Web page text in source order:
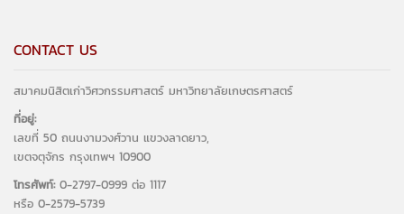
CONTACT US
สมาคมนิสิตเก่าวิศวกรรมศาสตร์ มหาวิทยาลัยเกษตรศาสตร์
ที่อยู่:
เลขที่ 50 ถนนงามวงศ์วาน แขวงลาดยาว,
เขตจตุจักร กรุงเทพฯ 10900
โทรศัพท์:0-2797-0999 ต่อ 1117
หรือ 0-2579-5739